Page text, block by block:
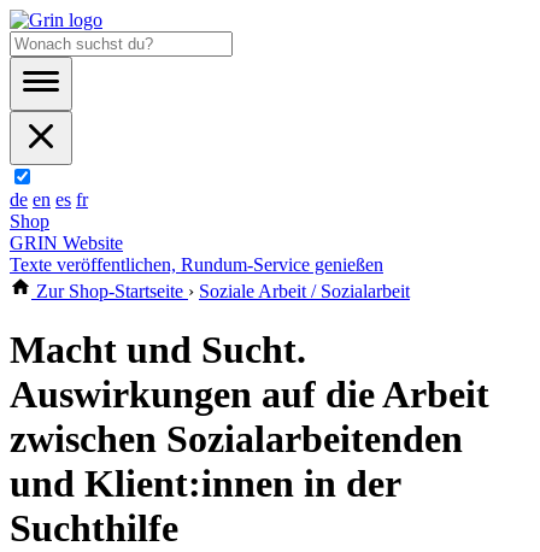
de en es fr
Shop
GRIN Website
Texte veröffentlichen, Rundum-Service genießen
Zur Shop-Startseite › Soziale Arbeit / Sozialarbeit
Macht und Sucht.
Auswirkungen auf die Arbeit
zwischen Sozialarbeitenden
und Klient:innen in der
Suchthilfe